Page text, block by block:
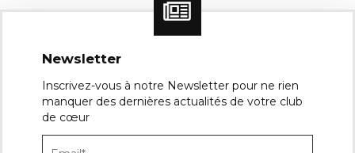
Newsletter
Inscrivez-vous à notre Newsletter pour ne rien
manquer des dernières actualités de votre club
de cœur